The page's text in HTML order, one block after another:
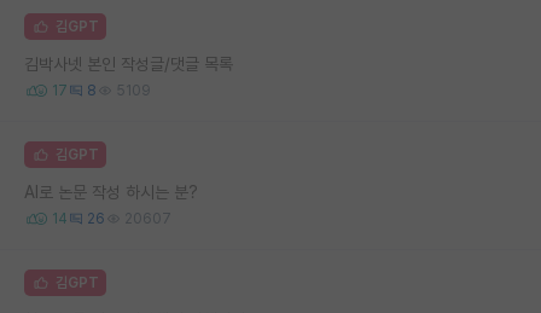
김GPT
김박사넷 본인 작성글/댓글 목록
17 8 5109
김GPT
AI로 논문 작성 하시는 분?
14 26 20607
김GPT